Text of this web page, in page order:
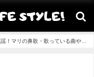
！マリの鼻歌・歌っている曲やト